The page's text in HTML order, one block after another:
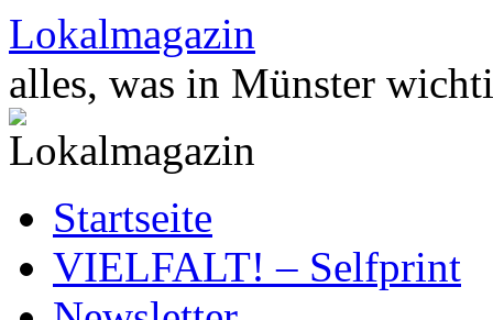
Zum
Inhalt
springen
Lokalmagazin
alles, was in Münster
Startseite
VIELFALT! – Selfprint